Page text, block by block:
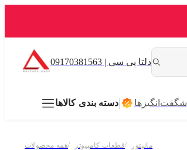
دلتا پی سی | 09170381563
دسته بندی کالاها شگفت‌انگیزها
همه محصولات/ قطعات کامپیوتر/ مانیتور